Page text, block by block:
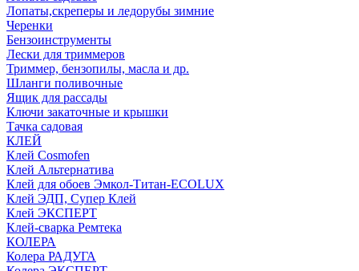
Лопаты,скреперы и ледорубы зимние
Черенки
Бензоинструменты
Лески для триммеров
Триммер, бензопилы, масла и др.
Шланги поливочные
Ящик для рассады
Ключи закаточные и крышки
Тачка садовая
КЛЕЙ
Клей Cosmofen
Клей Альтернатива
Клей для обоев Эмкол-Титан-ECOLUX
Клей ЭДП, Супер Клей
Клей ЭКСПЕРТ
Клей-сварка Ремтека
КОЛЕРА
Колера РАДУГА